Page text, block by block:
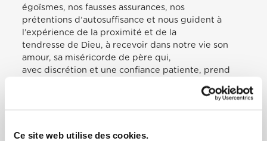
Ce site web utilise des cookies.
égoïsmes, nos fausses assurances, nos
prétentions d’autosuffisance et nous guident à
l’expérience de la proximité et de la
tendresse de Dieu, à recevoir dans notre vie son
amour, sa miséricorde de père qui,
avec discrétion et une confiance patiente, prend
De ce lieu d’accueil, de rencontre et de service, je
ici, dans ce diocèse de Rome :